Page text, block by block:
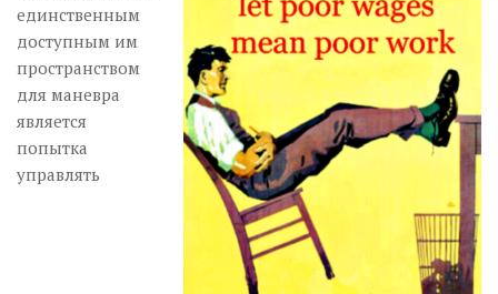
единственным
доступным им
пространством
для маневра
является
попытка
управлять